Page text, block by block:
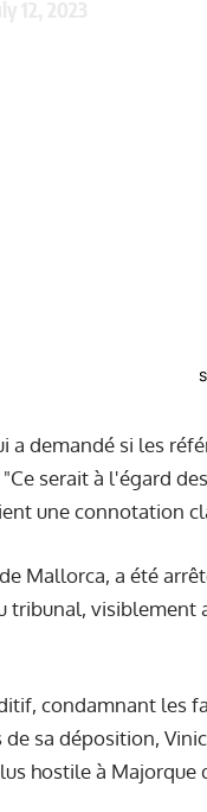
demandé si les
serait à l'égard
une connotation
Mallorca, a été
tribunal,
condamnant les
sa déposition,
hostile à Majorque